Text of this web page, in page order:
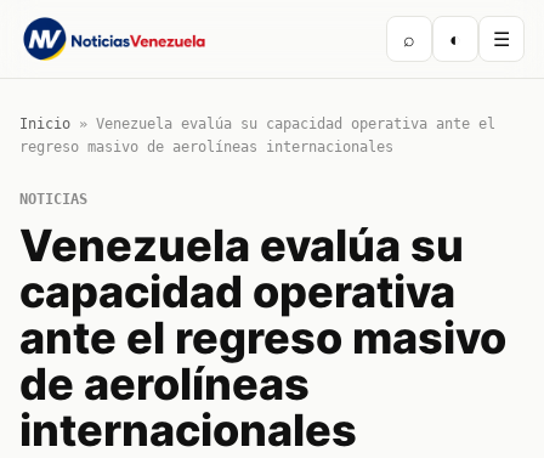
⌕ ◐ ☰
Inicio » Venezuela evalúa su capacidad operativa ante el
regreso masivo de aerolíneas internacionales
NOTICIAS
Venezuela evalúa su
capacidad operativa
ante el regreso masivo
de aerolíneas
internacionales